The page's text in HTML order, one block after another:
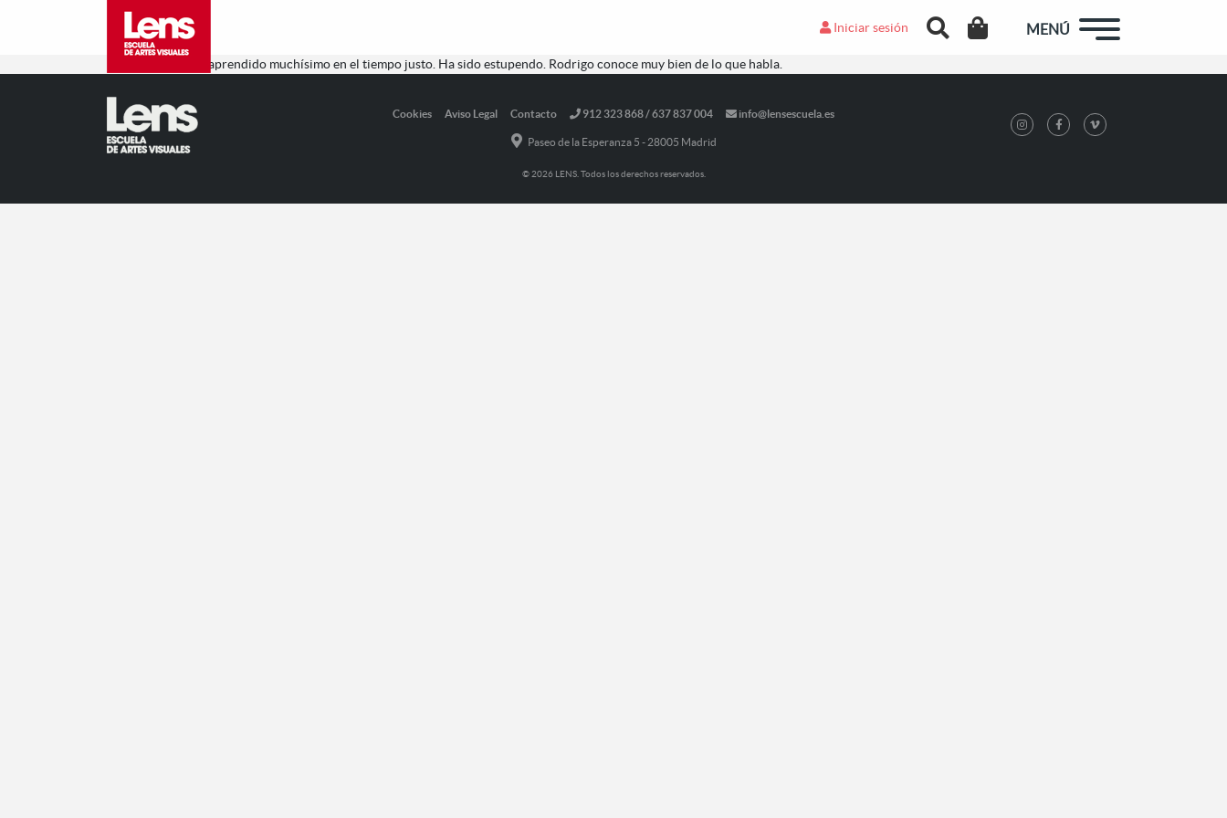
Iniciar sesión MENÚ
Magnífico, hemos aprendido muchísimo en el tiempo justo. Ha sido estupendo. Rodrigo conoce muy bien de lo que habla.
Cookies Aviso Legal Contacto 912 323 868 / 637 837 004 info@lensescuela.es
Paseo de la Esperanza 5 - 28005 Madrid
© 2026 LENS. Todos los derechos reservados.